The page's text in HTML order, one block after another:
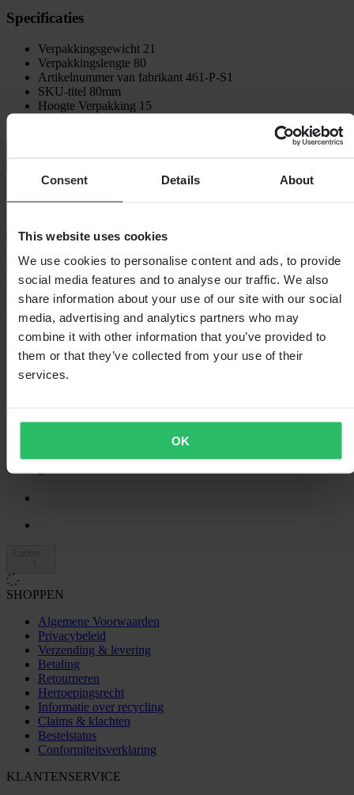
Consent Details About
This website uses cookies
We use cookies to personalise content and ads, to provide
social media features and to analyse our traffic. We also
share information about your use of our site with our social
media, advertising and analytics partners who may
combine it with other information that you’ve provided to
them or that they’ve collected from your use of their
services.
OK
Specificaties
Verpakkingsgewicht 21
Verpakkingslengte 80
Artikelnummer van fabrikant 461-P-S1
SKU-titel 80mm
Hoogte Verpakking 15
Klantenbeoordelingen (31)
Toon alleen lokale reviews
4.94van de 5
Gebaseerd op 31 beoordelingen
5
29
4
1
0
SHOPPEN
Algemene Voorwaarden
Privacybeleid
Verzending & levering
Betaling
Retourneren
Herroepingsrecht
Informatie over recycling
Claims & klachten
Bestelstatus
Conformiteitsverklaring
KLANTENSERVICE